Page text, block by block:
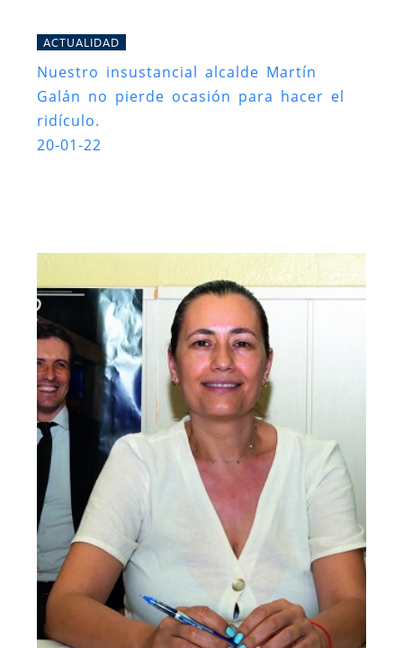
ACTUALIDAD
Nuestro insustancial alcalde Martín
Galán no pierde ocasión para hacer el
ridículo.
20-01-22